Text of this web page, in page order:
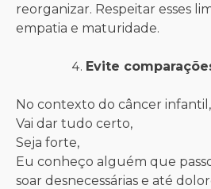
reorganizar. Respeitar esses
empatia e maturidade.
Evite
No contexto do câncer
Vai dar tudo certo,
Seja forte,
Eu conheço alguém que
soar desnecessárias e até